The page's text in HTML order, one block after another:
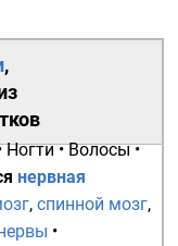
,
Ногти• Волосы•
нервная
, спинной мозг,
•